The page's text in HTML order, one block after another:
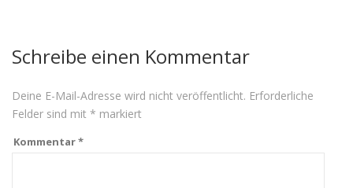
Schreibe einen Kommentar
Deine E-Mail-Adresse wird nicht veröffentlicht. Erforderliche
Felder sind mit * markiert
Kommentar*